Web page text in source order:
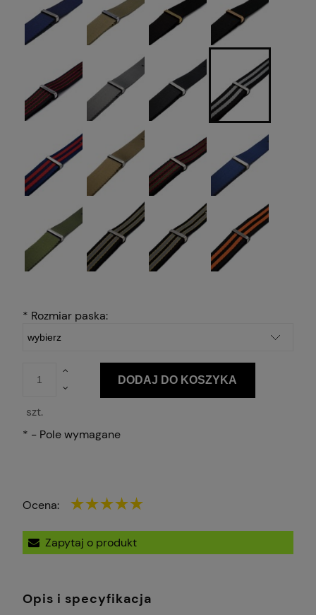
* Rozmiar paska:
szt.
DODAJ DO KOSZYKA
* - Pole wymagane
Ocena:
Zapytaj o produkt
Opis i specyfikacja